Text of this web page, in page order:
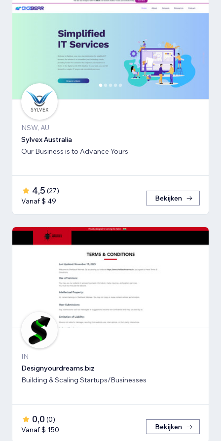
NSW, AU
Sylvex Australia
Our Business is to Advance Yours
4,5 (27)
Vanaf $ 49
Bekijken
IN
Designyourdreams.biz
Building & Scaling Startups/Businesses
0,0 (0)
Vanaf $ 150
Bekijken